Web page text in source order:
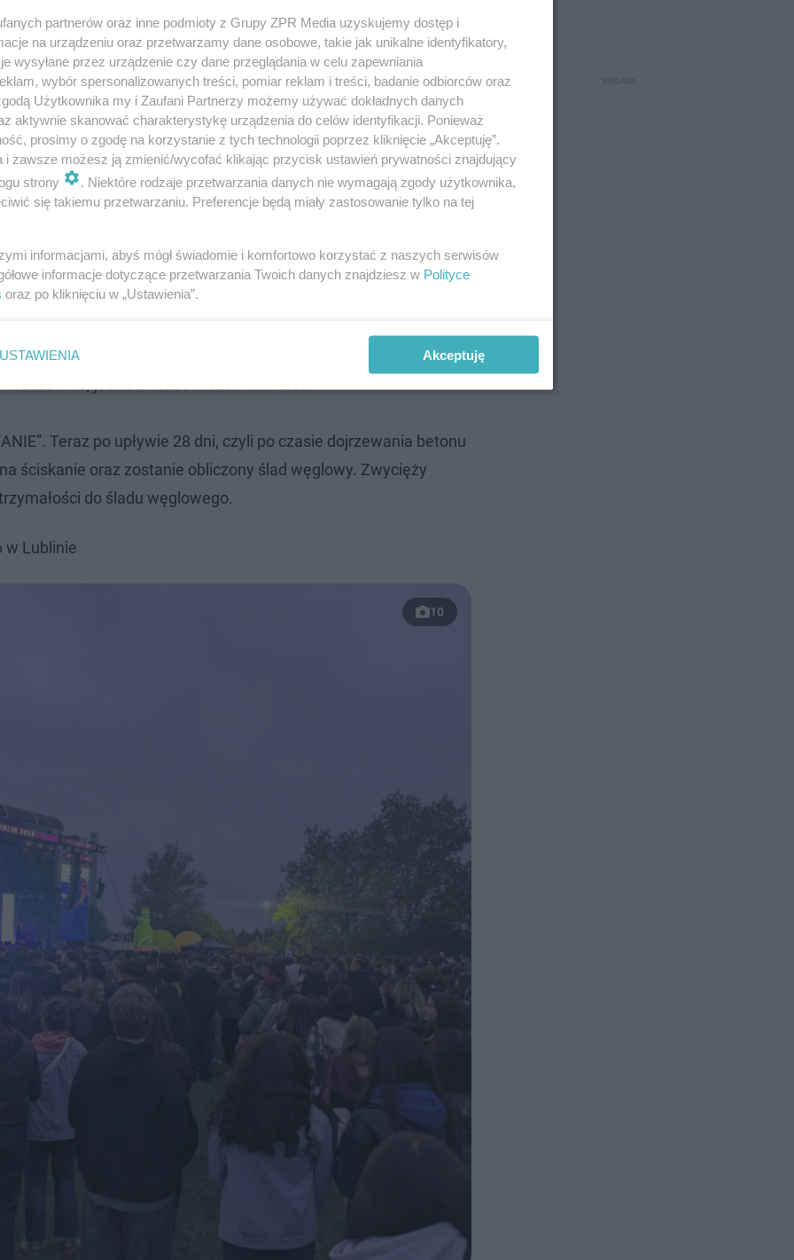
beton. Musi to być specjalna
przygotowane przez uczelnię w Lublinie
więc próbowaliśmy ją też odtworzyć u
tutaj materiały były lekko inne, więc nie do
się spodziewaliśmy, ale mamy nadzieję, że
obliczeniach spodziewamy się około 70
do połowy małego samochodu
z Zachodniopomorskiego Uniwersytetu
Teraz po upływie 28 dni, czyli po czasie dojrzewania betonu
ściskanie oraz zostanie obliczony ślad węglowy. Zwycięży
do śladu węglowego.
w Lublinie
10
partnerów oraz inne podmioty z Grupy ZPR Media uzyskujemy dostęp i
na urządzeniu oraz przetwarzamy dane osobowe, takie jak unikalne identyfikatory,
wysyłane przez urządzenie czy dane przeglądania w celu zapewniania
wybór spersonalizowanych treści, pomiar reklam i treści, badanie odbiorców oraz
Użytkownika my i Zaufani Partnerzy możemy używać dokładnych danych
aktywnie skanować charakterystykę urządzenia do celów identyfikacji. Ponieważ
prosimy o zgodę na korzystanie z tych technologii poprzez kliknięcie „Akceptuję”.
i zawsze możesz ją zmienić/wycofać klikając przycisk ustawień prywatności znajdujący
strony
. Niektóre rodzaje przetwarzania danych nie wymagają zgody użytkownika,
się takiemu przetwarzaniu. Preferencje będą miały zastosowanie tylko na tej
informacjami, abyś mógł świadomie i komfortowo korzystać z naszych serwisów
informacje dotyczące przetwarzania Twoich danych znajdziesz w Polityce
oraz po kliknięciu w „Ustawienia”.
USTAWIENIA Akceptuję